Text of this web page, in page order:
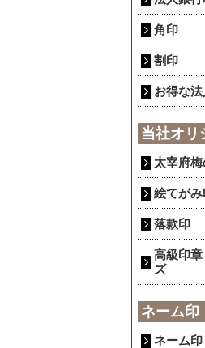
角印
割印
お得な
当社オリ
太宰府
絵てがみ
落款印
高級印
ズ
ネーム印
ネーム印